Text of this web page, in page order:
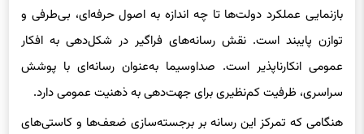
بازنمایی عملکرد دولت‌ها تا چه اندازه به اصول حرفه‌ای، بی‌طرفی و
توازن پایبند است. نقش رسانه‌های فراگیر در شکل‌دهی به افکار
عمومی انکارناپذیر است. صداوسیما به‌عنوان رسانه‌ای با پوشش
سراسری، ظرفیت کم‌نظیری برای جهت‌دهی به ذهنیت عمومی دارد.
هنگامی که تمرکز این رسانه بر برجسته‌سازی ضعف‌ها و کاستی‌های